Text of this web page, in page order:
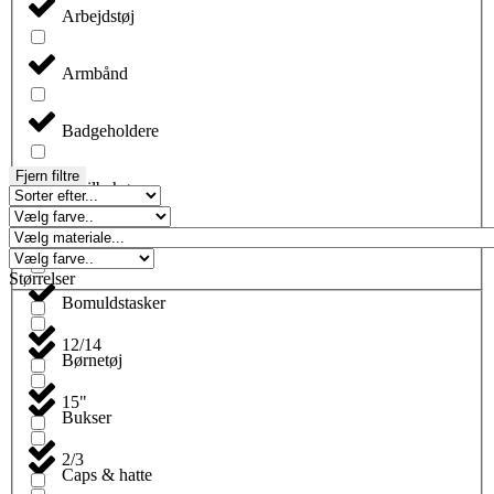
Arbejdstøj
Armbånd
Badgeholdere
Biltilbehør
Blyanter
Bomuldstasker
Børnetøj
Bukser
Caps & hatte
Fjern filtre
Størrelser
12/14
15"
2/3